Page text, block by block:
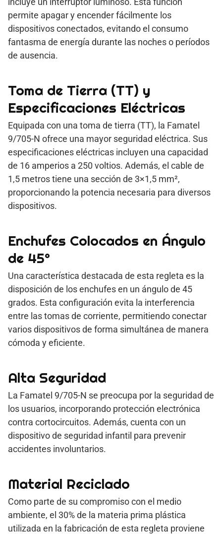
permite apagar y encender fácilmente los
dispositivos conectados, evitando el consumo
fantasma de energía durante las noches o períodos
de ausencia.
Toma de Tierra (TT) y
Especificaciones Eléctricas
Equipada con una toma de tierra (TT), la Famatel
9/705-N ofrece una mayor seguridad eléctrica. Sus
especificaciones eléctricas incluyen una capacidad
de 16 amperios a 250 voltios. Además, el cable de
1,5 metros tiene una sección de 3×1,5 mm²,
proporcionando la potencia necesaria para diversos
dispositivos.
Enchufes Colocados en Ángulo
de 45°
Una característica destacada de esta regleta es la
disposición de los enchufes en un ángulo de 45
grados. Esta configuración evita la interferencia
entre las tomas de corriente, permitiendo conectar
varios dispositivos de forma simultánea de manera
cómoda y eficiente.
Alta Seguridad
La Famatel 9/705-N se preocupa por la seguridad de
los usuarios, incorporando protección electrónica
contra cortocircuitos. Además, cuenta con un
dispositivo de seguridad infantil para prevenir
accidentes involuntarios.
Material Reciclado
Como parte de su compromiso con el medio
ambiente, el 30% de la materia prima plástica
utilizada en la fabricación de esta regleta proviene